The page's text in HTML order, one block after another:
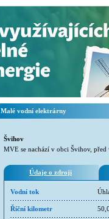
Malé vodní elektrárny
Švihov
MVE se nachází v obci Švihov,
Údaje o zdroji
Vodní tok
Říční kilometr